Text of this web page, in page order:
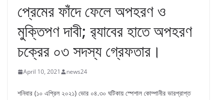
প্রেমের ফাঁদে ফেলে অপহরণ ও
মুক্তিপণ দাবী; র‌্যাবের হাতে অপহরণ
চক্রের ০৩ সদস্য গ্রেফতার।
April 10, 2021 news24
শনিবার (১০ এপ্রিল ২০২১) ভোর ০৪.৩০ ঘটিকায় স্পেশাল কোম্পানীর ভারপ্রাপ্ত